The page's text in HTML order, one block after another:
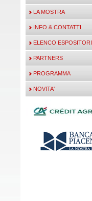
LA MOSTRA
INFO & CONTATTI
ELENCO ESPOSITORI
PARTNERS
PROGRAMMA
NOVITA'